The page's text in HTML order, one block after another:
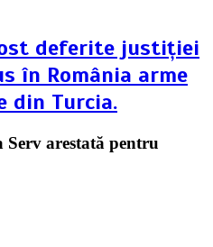
deferite justiției
în România arme
din Turcia.
Serv arestată pentru